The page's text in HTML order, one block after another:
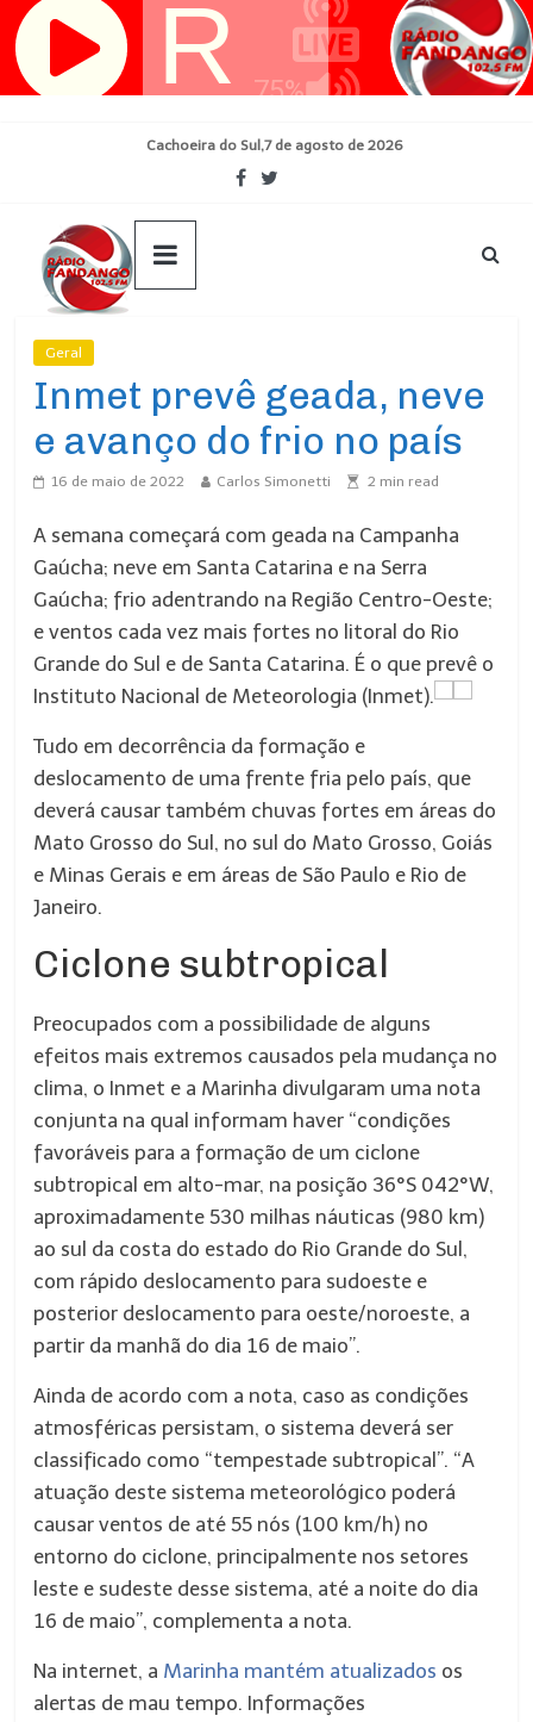
Pular
para
Cachoeira do Sul,7 de agosto de 2026
Geral
Inmet prevê geada, neve
e avanço do frio no país
16 de maio de 2022 Carlos Simonetti 2 min read
A semana começará com geada na Campanha
Gaúcha; neve em Santa Catarina e na Serra
Gaúcha; frio adentrando na Região Centro-Oeste;
e ventos cada vez mais fortes no litoral do Rio
Grande do Sul e de Santa Catarina. É o que prevê o
Instituto Nacional de Meteorologia (Inmet).
Tudo em decorrência da formação e
deslocamento de uma frente fria pelo país, que
deverá causar também chuvas fortes em áreas do
Mato Grosso do Sul, no sul do Mato Grosso, Goiás
e Minas Gerais e em áreas de São Paulo e Rio de
Janeiro.
Ciclone subtropical
Preocupados com a possibilidade de alguns
efeitos mais extremos causados pela mudança no
clima, o Inmet e a Marinha divulgaram uma nota
conjunta na qual informam haver “condições
favoráveis para a formação de um ciclone
subtropical em alto-mar, na posição 36°S 042°W,
aproximadamente 530 milhas náuticas (980 km)
ao sul da costa do estado do Rio Grande do Sul,
com rápido deslocamento para sudoeste e
posterior deslocamento para oeste/noroeste, a
partir da manhã do dia 16 de maio”.
Ainda de acordo com a nota, caso as condições
atmosféricas persistam, o sistema deverá ser
classificado como “tempestade subtropical”. “A
atuação deste sistema meteorológico poderá
causar ventos de até 55 nós (100 km/h) no
entorno do ciclone, principalmente nos setores
leste e sudeste desse sistema, até a noite do dia
16 de maio”, complementa a nota.
Na internet, a Marinha mantém atualizados os
alertas de mau tempo. Informações